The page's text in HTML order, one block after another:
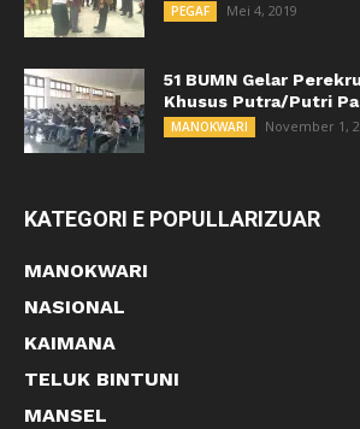
PEGAF Mei 4, 2019
51 BUMN Gelar
Khusus Putra/Putri
MANOKWARI November 1,
KATEGORI E POPULLARIZUAR
MANOKWARI
NASIONAL
KAIMANA
TELUK BINTUNI
MANSEL